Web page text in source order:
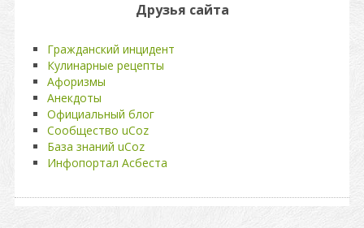
Друзья сайта
Гражданский инцидент
Кулинарные рецепты
Афоризмы
Анекдоты
Официальный блог
Сообщество uCoz
База знаний uCoz
Инфопортал Асбеста